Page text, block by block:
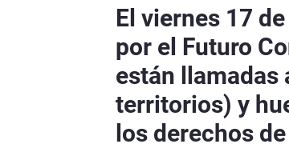
El viernes 17
por el Futuro
están
territorios) y
los derechos